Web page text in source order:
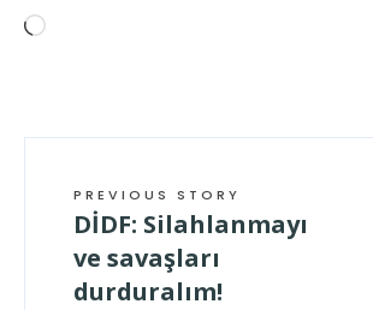
Wird
PREVIOUS STORY
DİDF: Silahlanmayı
ve savaşları
durduralım!